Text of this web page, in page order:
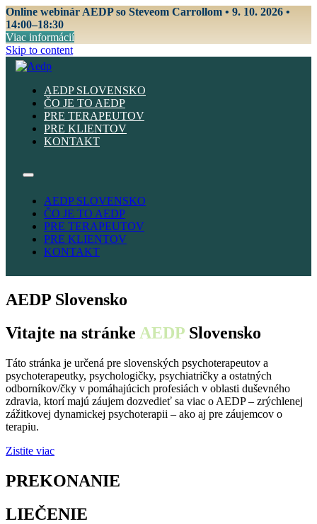
Online webinár AEDP so Steveom Carrollom • 9. 10. 2026 •
14:00–18:30
Viac informácií
Skip to content
AEDP SLOVENSKO
ČO JE TO AEDP
PRE TERAPEUTOV
PRE KLIENTOV
KONTAKT
AEDP SLOVENSKO
ČO JE TO AEDP
PRE TERAPEUTOV
PRE KLIENTOV
KONTAKT
AEDP Slovensko
Vitajte na stránke AEDP Slovensko
Táto stránka je určená pre slovenských psychoterapeutov a
psychoterapeutky, psychologičky, psychiatričky a ostatných
odborníkov/čky v pomáhajúcich profesiách v oblasti duševného
zdravia, ktorí majú záujem dozvedieť sa viac o AEDP – zrýchlenej
zážitkovej dynamickej psychoterapii – ako aj pre záujemcov o
terapiu.
Zistite viac
PREKONANIE
LIEČENIE